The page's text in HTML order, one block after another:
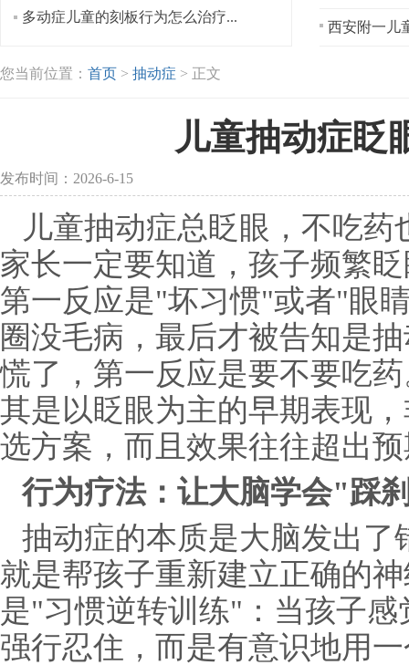
多动症儿童的刻板行为怎么治疗...
西安附一儿
您当前位置： 首页 > 抽动症 > 正文
儿童抽动症眨
发布时间：2026-6-15
儿童抽动症总眨眼，不吃
家长一定要知道，孩子频繁
第一反应是"坏习惯"或者"眼
圈没毛病，最后才被告知是
慌了，第一反应是要不要吃
其是以眨眼为主的早期表现
选方案，而且效果往往超出
行为疗法：让大脑学会"踩
抽动症的本质是大脑发出
就是帮孩子重新建立正确的
是"习惯逆转训练"：当孩子
强行忍住，而是有意识地用